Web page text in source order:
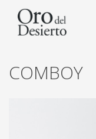
COMBOY